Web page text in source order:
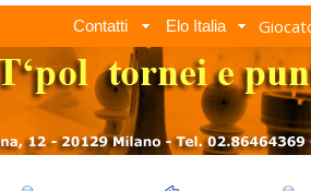
Contatti Elo Italia